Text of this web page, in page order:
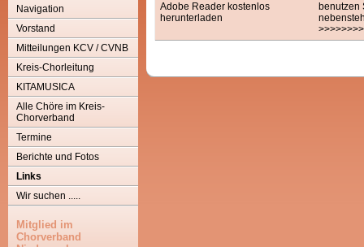
Navigation
Vorstand
Mitteilungen KCV / CVNB
Kreis-Chorleitung
KITAMUSICA
Alle Chöre im Kreis-
Chorverband
Termine
Berichte und Fotos
Links
Wir suchen .....
Mitglied im
Chorverband
Adobe Reader kostenlos
herunterladen
benutzen